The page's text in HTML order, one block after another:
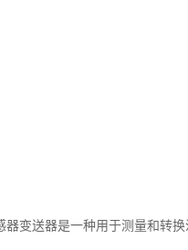
器变送器是一种用于测量和转